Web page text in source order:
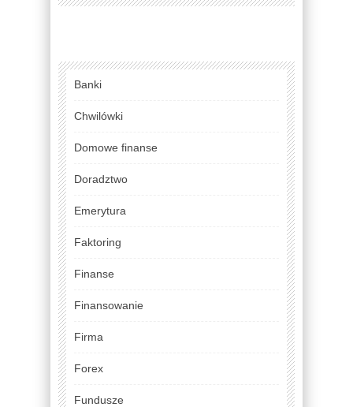
Banki
Chwilówki
Domowe finanse
Doradztwo
Emerytura
Faktoring
Finanse
Finansowanie
Firma
Forex
Fundusze